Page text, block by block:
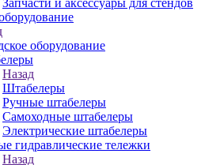
Запчасти и аксессуары для стендов
оборудование
Назад
Штабелеры
Ручные штабелеры
Самоходные штабелеры
Электрические штабелеры
гидравлические тележки
Назад